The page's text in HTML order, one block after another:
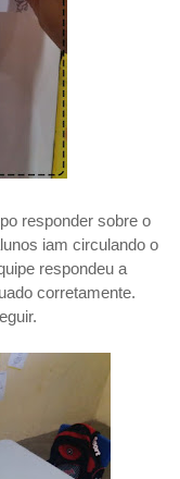
responder sobre o
iam circulando o
respondeu a
corretamente.